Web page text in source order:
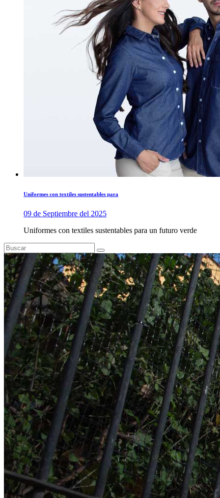
Uniformes con textiles sustentables para
09 de Septiembre del 2025
Uniformes con textiles sustentables para un futuro verde